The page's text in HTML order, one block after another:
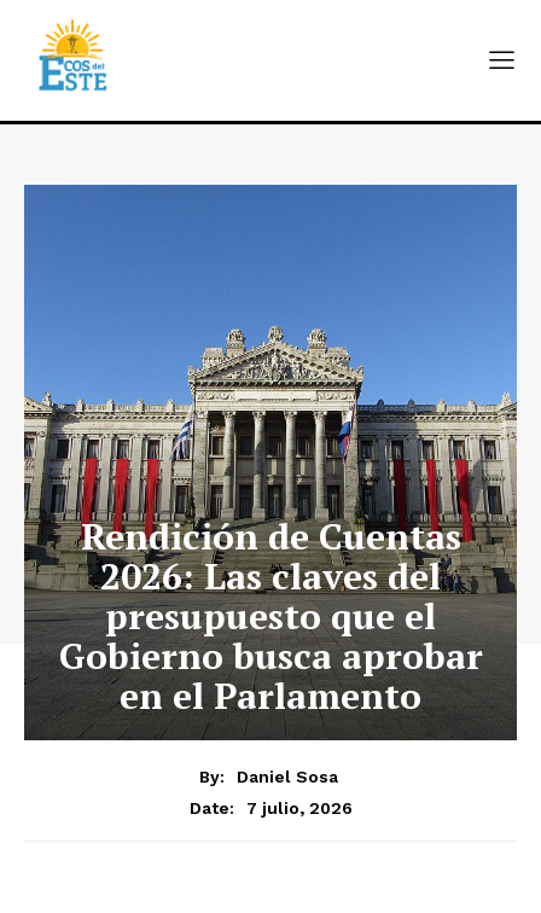
Rendición de Cuentas
2026: Las claves del
presupuesto que el
Gobierno busca aprobar
en el Parlamento
By:
Daniel Sosa
Date:
7 julio, 2026